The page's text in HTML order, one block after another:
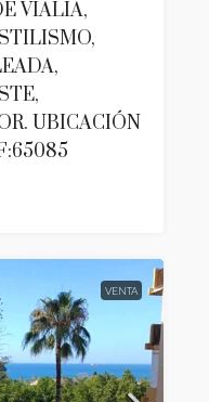
VIALIA,
UBICACIÓN
VENTA